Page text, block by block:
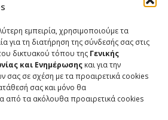
εμπειρία, χρησιμοποιούμε τα
για τη διατήρηση της σύνδεσής σας στις
δικτυακού τόπου της Γενικής
και Ενημέρωσης και για την
σας σε σχέση με τα προαιρετικά cookies
σας και μόνο θα
από τα ακόλουθα προαιρετικά cookies
παρά τω Πρωθυπουργώ και
Παύλου Μαρινάκη*